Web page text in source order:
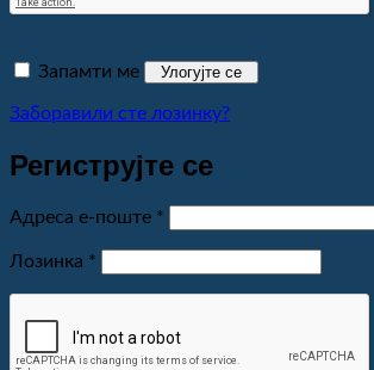
Запамти ме Улогујте се
Заборавили сте лозинку?
Региструјте се
Адреса е-поште *
Лозинка *